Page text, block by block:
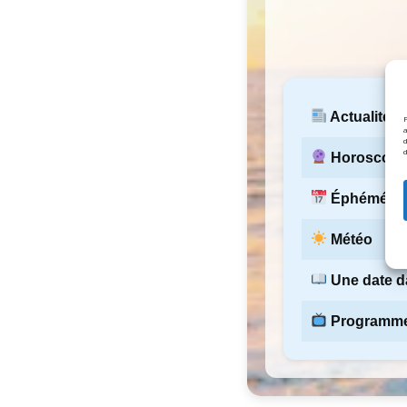
Actualités
Météo
Une date